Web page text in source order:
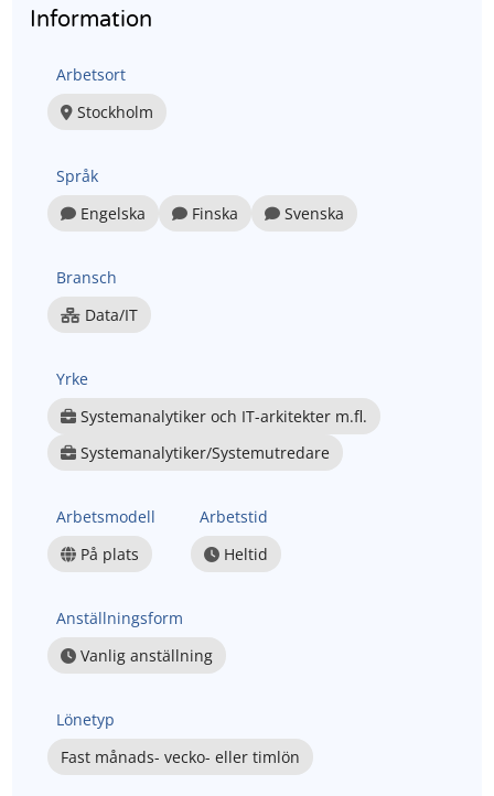
Information
Arbetsort
Stockholm
Språk
Engelska
Finska Svenska
Bransch
Data/IT
Yrke
Systemanalytiker och IT-arkitekter m.fl.
Systemanalytiker/Systemutredare
Arbetsmodell
På plats
Arbetstid
Heltid
Anställningsform
Vanlig anställning
Lönetyp
Fast månads- vecko- eller timlön